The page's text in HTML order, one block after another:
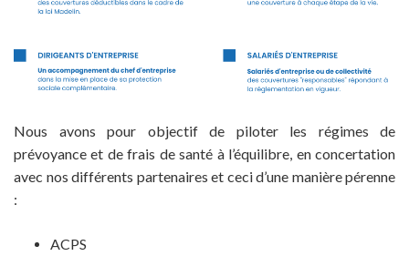
Nous avons pour objectif de piloter les régimes de
prévoyance et de frais de santé à l’équilibre, en concertation
avec nos différents partenaires et ceci d’une manière pérenne
:
ACPS